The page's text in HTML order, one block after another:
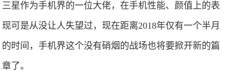
三星作为手机界的一位大佬，在手机性能、颜值上的表
现可是从没让人失望过，现在距离2018年仅有一个半月
的时间，手机界这个没有硝烟的战场也将要掀开新的篇
章了。